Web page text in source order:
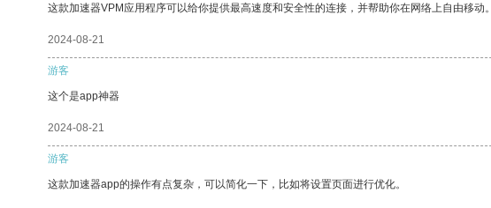
这款加速器VPM应用程序可以给你提供最高速度和安全性的连接，并帮助你在网络上自由移动。
2024-08-21
游客
这个是app神器
2024-08-21
游客
这款加速器app的操作有点复杂，可以简化一下，比如将设置页面进行优化。